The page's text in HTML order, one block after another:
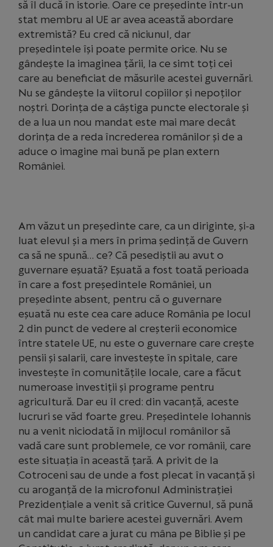
să îl ducă în istorie. Oare ce președinte într-un
stat membru al UE ar avea această abordare
extremistă? Eu cred că niciunul, dar
președintele își poate permite orice. Nu se
gândește la imaginea țării, la ce simt toți cei
care au beneficiat de măsurile acestei guvernări.
Nu se gândește la viitorul copiilor și nepoților
noștri. Dorința de a câștiga puncte electorale și
de a lua un nou mandat este mai mare decât
dorința de a reda încrederea românilor și de a
aduce o imagine mai bună pe plan extern
României.
Am văzut un președinte care, ca un diriginte, și-a
luat elevul și a mers în prima ședință de Guvern
ca să ne spună… ce? Că pesediștii au avut o
guvernare eșuată? Eșuată a fost toată perioada
în care a fost președintele României, un
președinte absent, pentru că o guvernare
eșuată nu este cea care aduce România pe locul
2 din punct de vedere al creșterii economice
între statele UE, nu este o guvernare care crește
pensii și salarii, care investește în spitale, care
investește în comunitățile locale, care a făcut
numeroase investiții și programe pentru
agricultură. Dar eu îl cred: din vacanță, aceste
lucruri se văd foarte greu. Președintele Iohannis
nu a venit niciodată în mijlocul românilor să
vadă care sunt problemele, ce vor românii, care
este situația în această țară. A privit de la
Cotroceni sau de unde a fost plecat în vacanță și
cu aroganță de la microfonul Administrației
Prezidențiale a venit să critice Guvernul, să pună
cât mai multe bariere acestei guvernări. Avem
un candidat care a jurat cu mâna pe Biblie și pe